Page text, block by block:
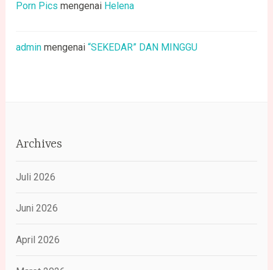
Porn Pics mengenai Helena
admin mengenai“SEKEDAR” DAN MINGGU
Archives
Juli 2026
Juni 2026
April 2026